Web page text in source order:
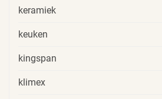
keramiek
keuken
kingspan
klimex